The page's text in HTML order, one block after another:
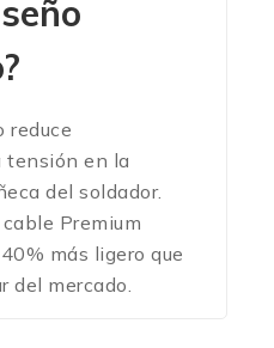
reduce
en la
del soldador.
Premium
más ligero que
del mercado.